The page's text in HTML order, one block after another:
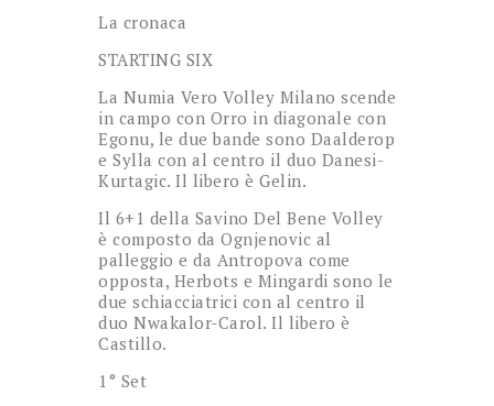
La cronaca
STARTING SIX
La Numia Vero Volley Milano scende
in campo con Orro in diagonale con
Egonu, le due bande sono Daalderop
e Sylla con al centro il duo Danesi-
Kurtagic. Il libero è Gelin.
Il 6+1 della Savino Del Bene Volley
è composto da Ognjenovic al
palleggio e da Antropova come
opposta, Herbots e Mingardi sono le
due schiacciatrici con al centro il
duo Nwakalor-Carol. Il libero è
Castillo.
1° Set